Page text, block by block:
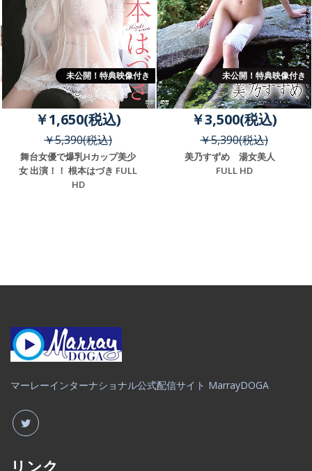
未公開！特典映像付き
￥1,650(税込)
￥5,390(税込)
舞台女優で爆乳Hカップ美少
女 出演！！ 根本はづき FULL
HD
未公開！特典映像付き
￥3,500(税込)
￥5,390(税込)
美乃すずめ 湯女美人
FULL HD
マーレーインターナショナル公式配信サイト MarrayDOGA
リンク